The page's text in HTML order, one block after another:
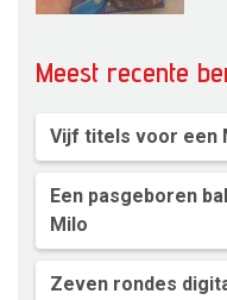
Meest recente
Vijf titels voor een
Een pasgeboren
Milo
Zeven rondes